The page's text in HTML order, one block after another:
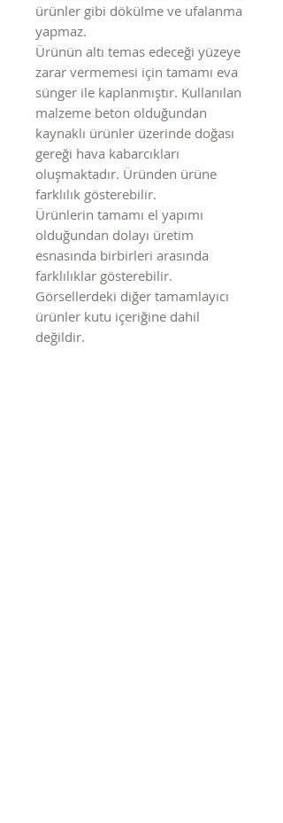
ürünler gibi dökülme ve ufalanma
yapmaz.
Ürünün altı temas edeceği yüzeye
zarar vermemesi için tamamı eva
sünger ile kaplanmıştır. Kullanılan
malzeme beton olduğundan
kaynaklı ürünler üzerinde doğası
gereği hava kabarcıkları
oluşmaktadır. Üründen ürüne
farklılık gösterebilir.
Ürünlerin tamamı el yapımı
olduğundan dolayı üretim
esnasında birbirleri arasında
farklılıklar gösterebilir.
Görsellerdeki diğer tamamlayıcı
ürünler kutu içeriğine dahil
değildir.